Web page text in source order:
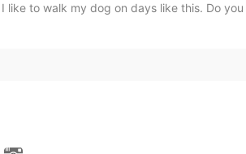
like to walk my dog on days like this. Do